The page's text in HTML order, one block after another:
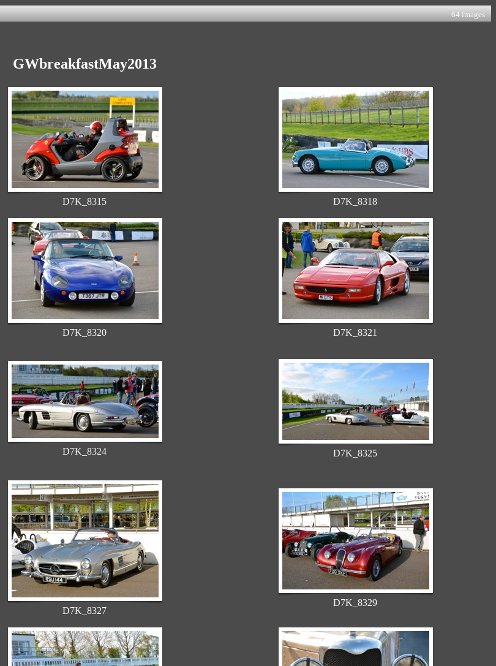
64 images
GWbreakfastMay2013
D7K_8315 D7K_8318
D7K_8320 D7K_8321
D7K_8324 D7K_8325
D7K_8327
D7K_8329